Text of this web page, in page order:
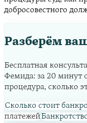
добросовестного
Разберём
Бесплатная
Фемида: за 20 минут
процедура, сколько
Сколько стоит
платежей